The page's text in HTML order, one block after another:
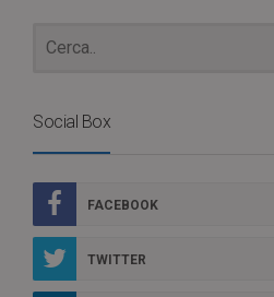
Social Box
FACEBOOK
TWITTER